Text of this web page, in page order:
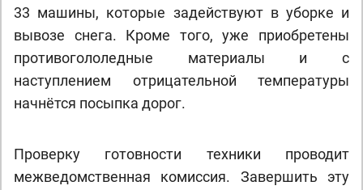
33 машины, которые задействуют в уборке и
вывозе снега. Кроме того, уже приобретены
противогололедные материалы и с
наступлением отрицательной температуры
начнётся посыпка дорог.
Проверку готовности техники проводит
межведомственная комиссия. Завершить эту